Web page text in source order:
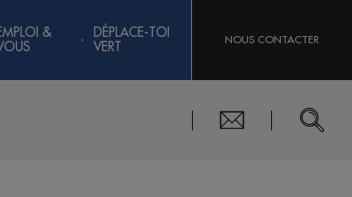
&
DÉPLACE-TOI
VERT
NOUS CONTACTER